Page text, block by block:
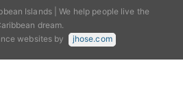
Islands | We help people live the
dream.
websites by
jhose.com